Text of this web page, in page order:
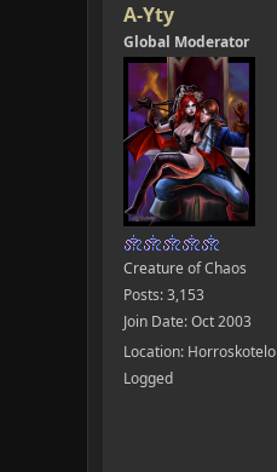
A-Yty
Global Moderator
Creature of Chaos
Posts: 3,153
Join Date: Oct 2003
Location: Horroskotelo
Logged